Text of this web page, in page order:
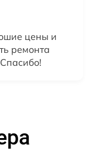
цены и
ремонта